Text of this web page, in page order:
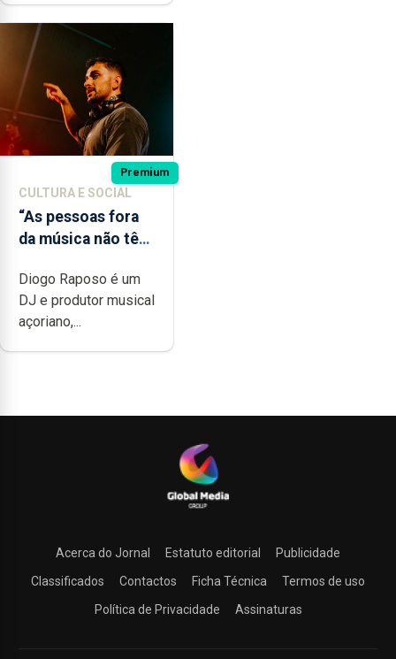
Premium
CULTURA E SOCIAL
“As pessoas fora
da música não têm
difícil é produzir
uma música”
Diogo Raposo é um
DJ e produtor musical
açoriano,...
Acerca do Jornal Estatuto editorial
Publicidade
Classificados
Contactos Ficha Técnica
Termos de uso
Política de Privacidade
Assinaturas